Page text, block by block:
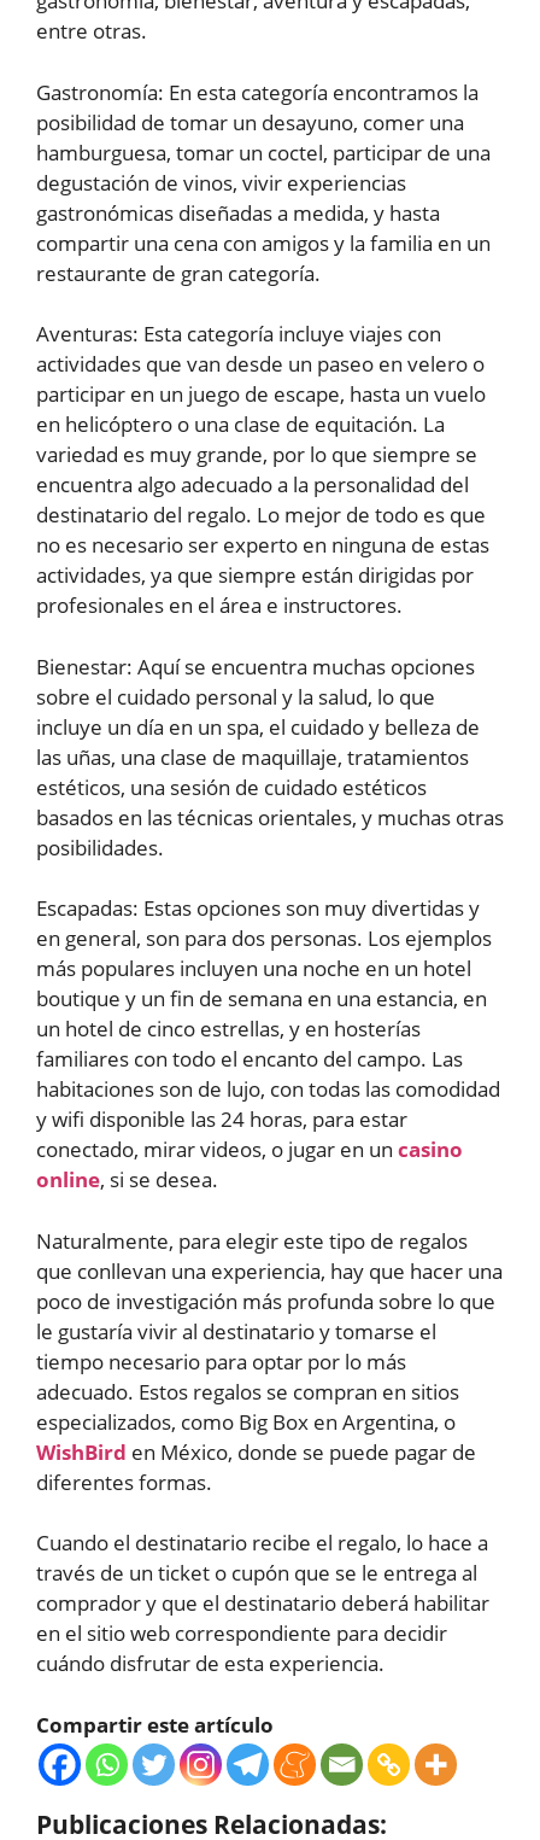
entre otras.
Gastronomía: En esta categoría encontramos la
posibilidad de tomar un desayuno, comer una
hamburguesa, tomar un coctel, participar de una
degustación de vinos, vivir experiencias
gastronómicas diseñadas a medida, y hasta
compartir una cena con amigos y la familia en un
restaurante de gran categoría.
Aventuras: Esta categoría incluye viajes con
actividades que van desde un paseo en velero o
participar en un juego de escape, hasta un vuelo
en helicóptero o una clase de equitación. La
variedad es muy grande, por lo que siempre se
encuentra algo adecuado a la personalidad del
destinatario del regalo. Lo mejor de todo es que
no es necesario ser experto en ninguna de estas
actividades, ya que siempre están dirigidas por
profesionales en el área e instructores.
Bienestar: Aquí se encuentra muchas opciones
sobre el cuidado personal y la salud, lo que
incluye un día en un spa, el cuidado y belleza de
las uñas, una clase de maquillaje, tratamientos
estéticos, una sesión de cuidado estéticos
basados en las técnicas orientales, y muchas otras
posibilidades.
Escapadas: Estas opciones son muy divertidas y
en general, son para dos personas. Los ejemplos
más populares incluyen una noche en un hotel
boutique y un fin de semana en una estancia, en
un hotel de cinco estrellas, y en hosterías
familiares con todo el encanto del campo. Las
habitaciones son de lujo, con todas las comodidad
y wifi disponible las 24 horas, para estar
conectado, mirar videos, o jugar en un casino
online, si se desea.
Naturalmente, para elegir este tipo de regalos
que conllevan una experiencia, hay que hacer una
poco de investigación más profunda sobre lo que
le gustaría vivir al destinatario y tomarse el
tiempo necesario para optar por lo más
adecuado. Estos regalos se compran en sitios
especializados, como Big Box en Argentina, o
WishBird en México, donde se puede pagar de
diferentes formas.
Cuando el destinatario recibe el regalo, lo hace a
través de un ticket o cupón que se le entrega al
comprador y que el destinatario deberá habilitar
en el sitio web correspondiente para decidir
cuándo disfrutar de esta experiencia.
Compartir este artículo
Publicaciones Relacionadas: